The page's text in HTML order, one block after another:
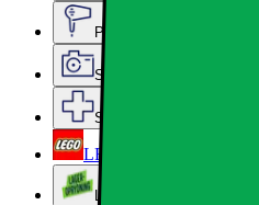
Personlig pleje, Skønhed
Sport, Fritid & Hobby
Services & tilbehør
LEGO
Lageroprydning